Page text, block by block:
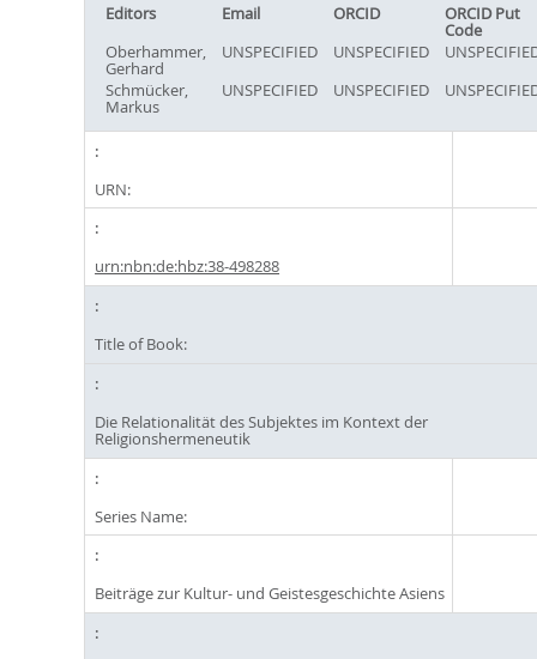
Editors Email ORCID ORCID Put
Code
Oberhammer,
Gerhard
UNSPECIFIED UNSPECIFIED
Schmücker,
Markus
UNSPECIFIED UNSPECIFIED
URN:
urn:nbn:de:hbz:38-498288
Title of Book:
Die Relationalität des Subjektes im Kontext der
Religionshermeneutik
Series Name:
Beiträge zur Kultur- und Geistesgeschichte Asiens